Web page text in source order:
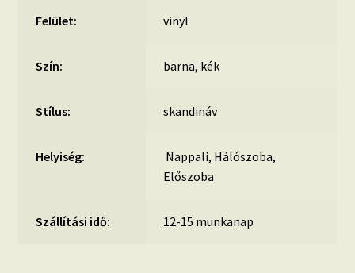
Felület: vinyl
Szín: barna, kék
Stílus: skandináv
Helyiség:
Nappali, Hálószoba,
Előszoba
Szállítási idő: 12-15 munkanap